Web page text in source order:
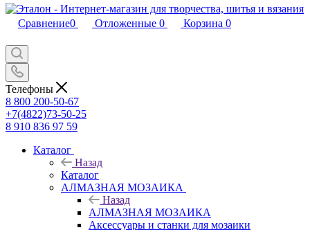
Сравнение0 Отложенные 0 Корзина 0
Телефоны
8 800 200-50-67
+7(4822)73-50-25
8 910 836 97 59
Каталог
Назад
Каталог
АЛМАЗНАЯ МОЗАИКА
Назад
АЛМАЗНАЯ МОЗАИКА
Аксессуары и станки для мозаики